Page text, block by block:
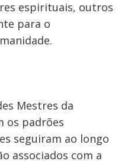
espirituais, outros
para o
Mestres da
os padrões
seguiram ao longo
associados com a